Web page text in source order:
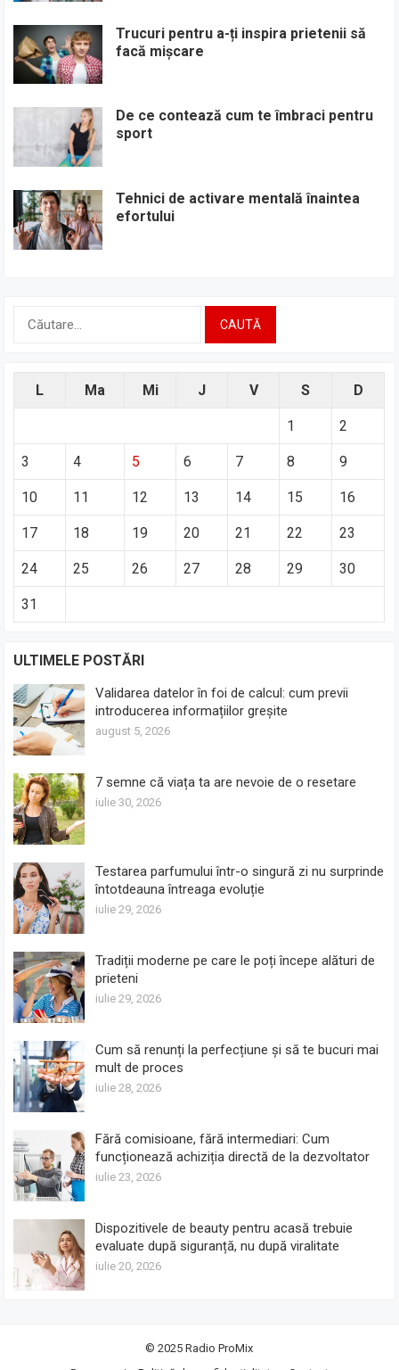
Trucuri pentru a-ți inspira prietenii să
facă mișcare
De ce contează cum te îmbraci pentru
sport
Tehnici de activare mentală înaintea
efortului
L Ma Mi J V S D
1 2
3 4 5 6 7 8 9
10 11 12 13 14 15 16
17 18 19 20 21 22 23
24 25 26 27 28 29 30
31
ULTIMELE POSTĂRI
Validarea datelor în foi de calcul: cum previi
introducerea informațiilor greșite
august 5, 2026
7 semne că viața ta are nevoie de o resetare
iulie 30, 2026
Testarea parfumului într-o singură zi nu surprinde
întotdeauna întreaga evoluție
iulie 29, 2026
Tradiții moderne pe care le poți începe alături de
prieteni
iulie 29, 2026
Cum să renunți la perfecțiune și să te bucuri mai
mult de proces
iulie 28, 2026
Fără comisioane, fără intermediari: Cum
funcționează achiziția directă de la dezvoltator
iulie 23, 2026
Dispozitivele de beauty pentru acasă trebuie
evaluate după siguranță, nu după viralitate
iulie 20, 2026
© 2025Radio ProMix